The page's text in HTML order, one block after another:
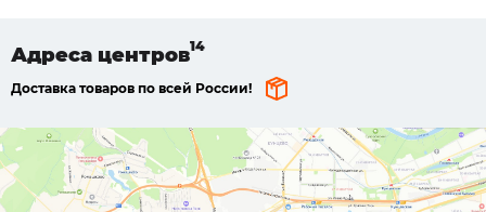
Адреса центров
Доставка товаров по всей России!